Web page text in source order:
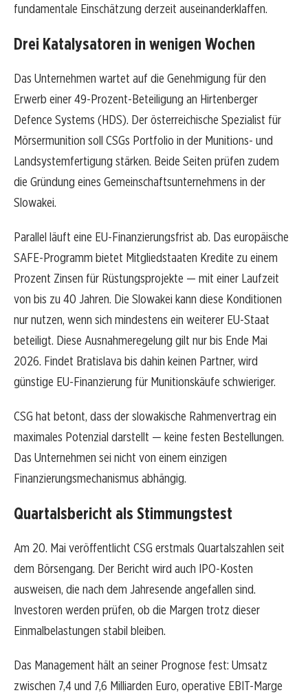
fundamentale Einschätzung derzeit auseinanderklaffen.
Drei Katalysatoren in wenigen Wochen
Das Unternehmen wartet auf die Genehmigung für den
Erwerb einer 49-Prozent-Beteiligung an Hirtenberger
Defence Systems (HDS). Der österreichische Spezialist für
Mörsermunition soll CSGs Portfolio in der Munitions- und
Landsystemfertigung stärken. Beide Seiten prüfen zudem
die Gründung eines Gemeinschaftsunternehmens in der
Slowakei.
Parallel läuft eine EU-Finanzierungsfrist ab. Das europäische
SAFE-Programm bietet Mitgliedstaaten Kredite zu einem
Prozent Zinsen für Rüstungsprojekte — mit einer Laufzeit
von bis zu 40 Jahren. Die Slowakei kann diese Konditionen
nur nutzen, wenn sich mindestens ein weiterer EU-Staat
beteiligt. Diese Ausnahmeregelung gilt nur bis Ende Mai
2026. Findet Bratislava bis dahin keinen Partner, wird
günstige EU-Finanzierung für Munitionskäufe schwieriger.
CSG hat betont, dass der slowakische Rahmenvertrag ein
maximales Potenzial darstellt — keine festen Bestellungen.
Das Unternehmen sei nicht von einem einzigen
Finanzierungsmechanismus abhängig.
Quartalsbericht als Stimmungstest
Am 20. Mai veröffentlicht CSG erstmals Quartalszahlen seit
dem Börsengang. Der Bericht wird auch IPO-Kosten
ausweisen, die nach dem Jahresende angefallen sind.
Investoren werden prüfen, ob die Margen trotz dieser
Einmalbelastungen stabil bleiben.
Das Management hält an seiner Prognose fest: Umsatz
zwischen 7,4 und 7,6 Milliarden Euro, operative EBIT-Marge